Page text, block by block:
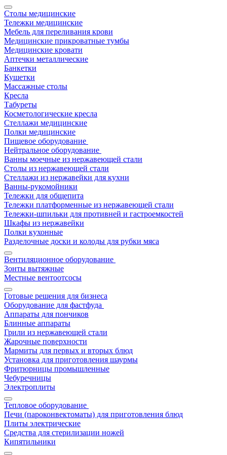
Столы медицинские
Тележки медицинские
Мебель для переливания крови
Медицинские прикроватные тумбы
Медицинские кровати
Аптечки металлические
Банкетки
Кушетки
Массажные столы
Кресла
Табуреты
Косметологические кресла
Стеллажи медицинские
Полки медицинские
Пищевое оборудование
Нейтральное оборудование
Ванны моечные из нержавеющей стали
Столы из нержавеющей стали
Стеллажи из нержавейки для кухни
Ванны-рукомойники
Тележки для общепита
Тележки платформенные из нержавеющей стали
Тележки-шпильки для противней и гастроемкостей
Шкафы из нержавейки
Полки кухонные
Разделочные доски и колоды для рубки мяса
Вентиляционное оборудование
Зонты вытяжные
Местные вентоотсосы
Готовые решения для бизнеса
Оборудование для фастфуда
Аппараты для пончиков
Блинные аппараты
Грили из нержавеющей стали
Жарочные поверхности
Мармиты для первых и вторых блюд
Установка для приготовления шаурмы
Фритюрницы промышленные
Чебуречницы
Электроплиты
Тепловое оборудование
Печи (пароконвектоматы) для приготовления блюд
Плиты электрические
Средства для стерилизации ножей
Кипятильники